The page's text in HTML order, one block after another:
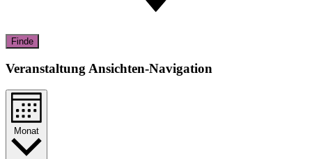
Finde
Veranstaltung Ansichten-Navigation
Monat